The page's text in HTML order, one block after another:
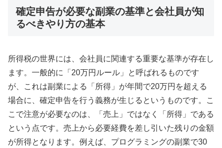
確定申告が必要な副業の基準と会社員が知
るべきやり方の基本
所得税の世界には、会社員に関連する重要な基準が存在し
ます。一般的に「20万円ルール」と呼ばれるものです
が、これは副業による「所得」が年間で20万円を超える
場合に、確定申告を行う義務が生じるというものです。こ
こで注意が必要なのは、「売上」ではなく「所得」である
という点です。売上から必要経費を差し引いた残りの金額
が所得となります。例えば、プログラミングの副業で30